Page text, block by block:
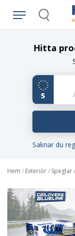
Search
Hitta
Saknar du
Hem / Exteriör/ Speglar/